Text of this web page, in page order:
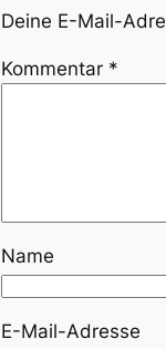
Deine E-Mail-
Kommentar *
Name
E-Mail-Adresse